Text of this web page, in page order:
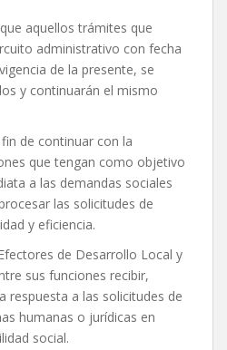
aquellos trámites que
administrativo con fecha
de la presente, se
y continuarán el mismo
de continuar con la
que tengan como objetivo
a las demandas sociales
las solicitudes de
y eficiencia.
de Desarrollo Local y
sus funciones recibir,
respuesta a las solicitudes de
humanas o jurídicas en
social.